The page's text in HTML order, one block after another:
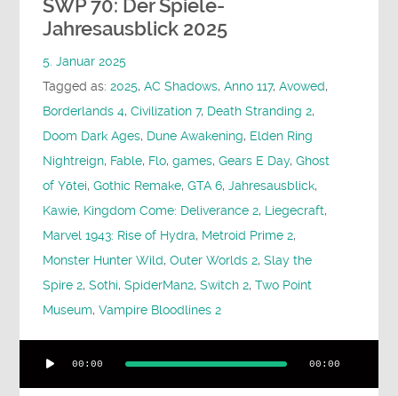
SWP 70: Der Spiele-
Jahresausblick 2025
5. Januar 2025
Tagged as:2025,AC Shadows,Anno 117,Avowed,
Borderlands 4,Civilization 7, Death Stranding 2,
Doom Dark Ages, Dune Awakening, Elden Ring
Nightreign, Fable, Flo,games,Gears E Day,Ghost
of Yōtei,Gothic Remake,GTA 6,Jahresausblick,
Kawie, Kingdom Come: Deliverance 2, Liegecraft,
Marvel 1943: Rise of Hydra, Metroid Prime 2,
Monster Hunter Wild,Outer Worlds 2,Slay the
Spire 2,Sothi,SpiderMan2,Switch 2,Two Point
Museum,Vampire Bloodlines 2
Player
00:00 00:00